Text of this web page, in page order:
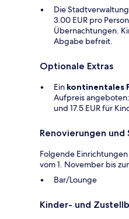
Die
3.00 EUR pro
Übernachtungen.
Abgabe befreit.
Optionale Extras
Ein kontinentales
Aufpreis angeboten:
und 17.5 EUR für
Renovierungen und
Folgende
vom 1. November bis
Bar/Lounge
Kinder- und